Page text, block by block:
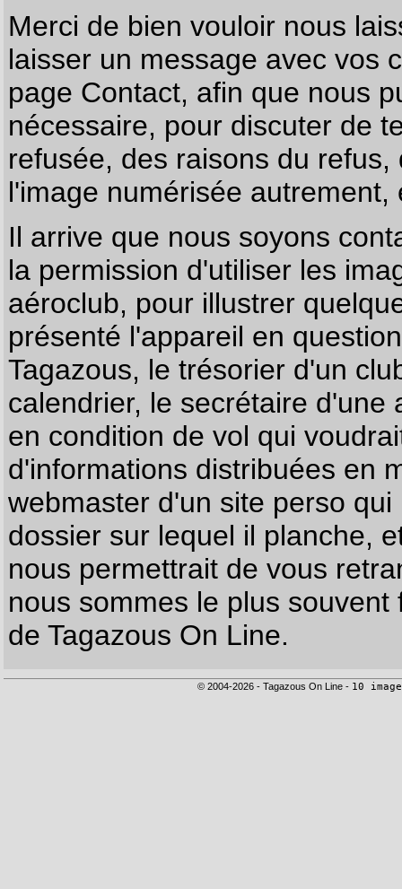
Merci de bien vouloir nous
laisser un message avec vos
page Contact, afin que nous
nécessaire, pour discuter de
refusée, des raisons du
l'image numérisée autrement,
Il arrive que nous soyons
la permission d'utiliser les
aéroclub, pour illustrer
présenté l'appareil en
Tagazous, le trésorier d'un
calendrier, le secrétaire
en condition de vol qui
d'informations distribuées en
webmaster d'un site perso
dossier sur lequel il planche,
nous permettrait de vous
nous sommes le plus
de Tagazous On Line.
© 2004-2026 - Tagazous On Line - 10